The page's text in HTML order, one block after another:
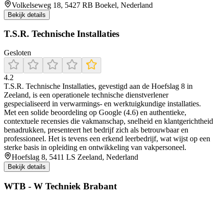
Volkelseweg 18, 5427 RB Boekel, Nederland
Bekijk details
T.S.R. Technische Installaties
Gesloten
4.2
T.S.R. Technische Installaties, gevestigd aan de Hoefslag 8 in
Zeeland, is een operationele technische dienstverlener
gespecialiseerd in verwarmings- en werktuigkundige installaties.
Met een solide beoordeling op Google (4.6) en authentieke,
contextuele recensies die vakmanschap, snelheid en klantgerichtheid
benadrukken, presenteert het bedrijf zich als betrouwbaar en
professioneel. Het is tevens een erkend leerbedrijf, wat wijst op een
sterke basis in opleiding en ontwikkeling van vakpersoneel.
Hoefslag 8, 5411 LS Zeeland, Nederland
Bekijk details
WTB - W Techniek Brabant